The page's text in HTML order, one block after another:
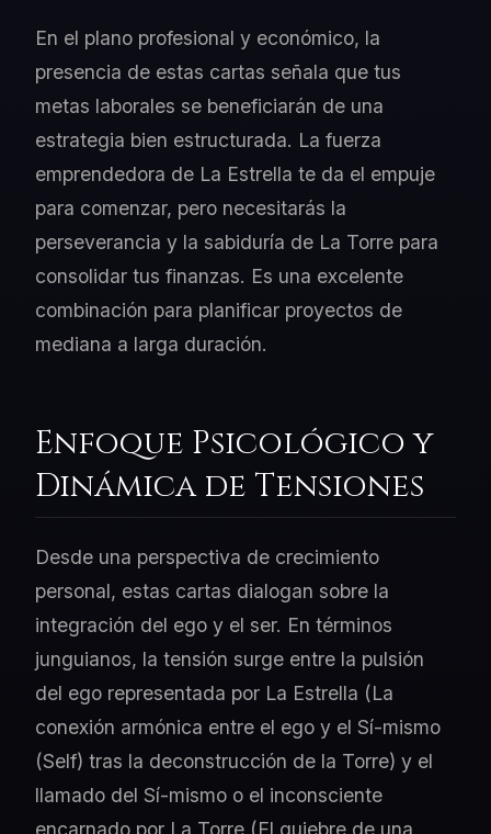
En el plano profesional y económico, la
presencia de estas cartas señala que tus
metas laborales se beneficiarán de una
estrategia bien estructurada. La fuerza
emprendedora de La Estrella te da el empuje
para comenzar, pero necesitarás la
perseverancia y la sabiduría de La Torre para
consolidar tus finanzas. Es una excelente
combinación para planificar proyectos de
mediana a larga duración.
Enfoque Psicológico y
Dinámica de Tensiones
Desde una perspectiva de crecimiento
personal, estas cartas dialogan sobre la
integración del ego y el ser. En términos
junguianos, la tensión surge entre la pulsión
del ego representada por La Estrella (La
conexión armónica entre el ego y el Sí-mismo
(Self) tras la deconstrucción de la Torre) y el
llamado del Sí-mismo o el inconsciente